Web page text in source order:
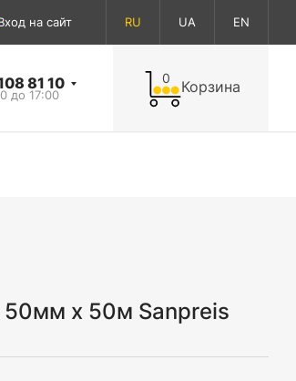
на сайт RU UA EN
81 10
до 17:00
0 Корзина
х 50м Sanpreis